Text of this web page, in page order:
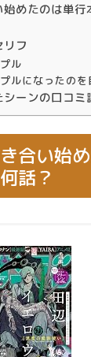
めたのは単行
フ
ル
ルになったのを
ーンの口コミ
合い始
話？